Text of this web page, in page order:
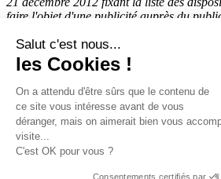
faire l'objet d'une publicité auprès du
du code de la santé publique. Par
être légalement promus et rendus
© 2026 Girodmedical. Tous droits réservés.
Paiement 100 % sécurisé !
Contrôle Anti-Fraude, Certificat SSL
Salut c'est nous...
les Cookies !
On a attendu d'être sûrs que le contenu de
ce site vous intéresse avant de vous
déranger, mais on aimerait bien vous
visite...
C'est OK pour vous ?
Consentements certifiés par